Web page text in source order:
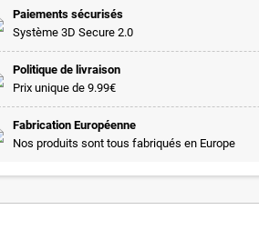
Paiements sécurisés
Système 3D Secure 2.0
Politique de livraison
Prix unique de 9.99€
Fabrication Européenne
Nos produits sont tous fabriqués en Europe